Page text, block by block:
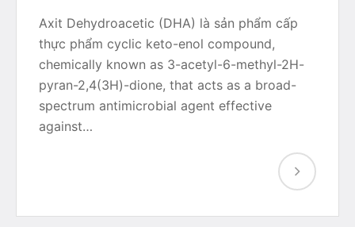
Axit Dehydroacetic (DHA) là sản phẩm cấp
thực phẩm cyclic keto-enol compound,
chemically known as 3-acetyl-6-methyl-2H-
pyran-2,4(3H)-dione, that acts as a broad-
spectrum antimicrobial agent effective
against…